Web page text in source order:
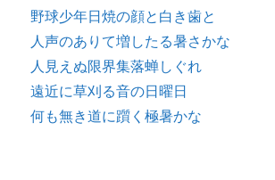
野球少年日焼の顔と白き歯と
人声のありて増したる暑さかな
人見えぬ限界集落蝉しぐれ
遠近に草刈る音の日曜日
何も無き道に躓く極暑かな